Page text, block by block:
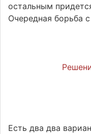
остальным
Очередная борьба
Есть два два